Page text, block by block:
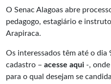
O Senac Alagoas abre
pedagogo, estagiário e
Arapiraca.
Os interessados têm até o dia
cadastro – acesse aqui -,
para o qual desejam se